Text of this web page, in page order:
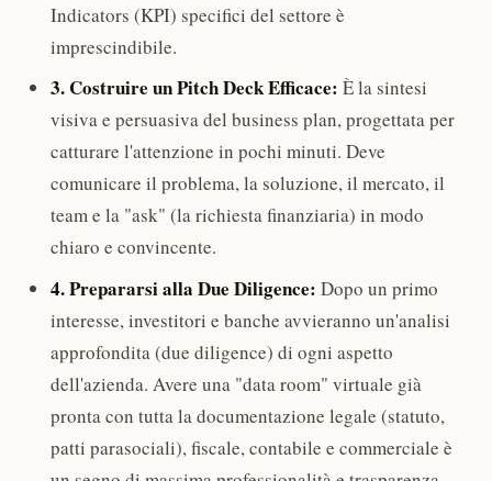
Indicators (KPI) specifici del settore è
imprescindibile.
3. Costruire un Pitch Deck Efficace: È la sintesi
visiva e persuasiva del business plan, progettata per
catturare l'attenzione in pochi minuti. Deve
comunicare il problema, la soluzione, il mercato, il
team e la "ask" (la richiesta finanziaria) in modo
chiaro e convincente.
4. Prepararsi alla Due Diligence: Dopo un primo
interesse, investitori e banche avvieranno un'analisi
approfondita (due diligence) di ogni aspetto
dell'azienda. Avere una "data room" virtuale già
pronta con tutta la documentazione legale (statuto,
patti parasociali), fiscale, contabile e commerciale è